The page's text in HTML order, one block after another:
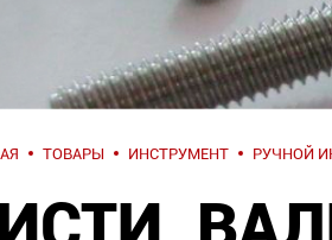
ТОВАРЫ ИНСТРУМЕНТ РУЧНОЙ